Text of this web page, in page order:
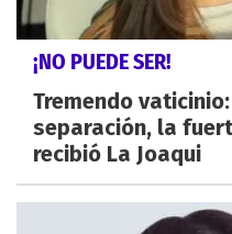
¡NO PUEDE SER!
Tremendo
separación, la
recibió La Joaqui